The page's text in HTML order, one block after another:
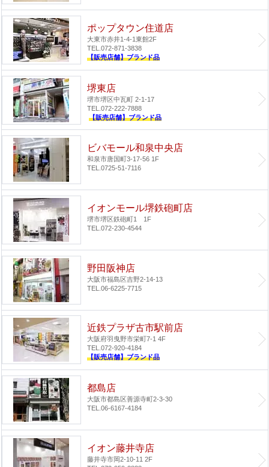
ポップタウン住道店
大東市赤井1-4-1東館2F
TEL.072-871-3838
【販売店舗】ブランド品
堺東店
堺市堺区中瓦町 2-1-17
TEL.072-222-7888
【販売店舗】ブランド品
ビバモール和泉中央店
和泉市唐国町3-17-56 1F
TEL.0725-51-7116
イオンモール堺鉄砲町店
堺市堺区鉄砲町1 1F
TEL.072-230-4544
野田阪神店
大阪市福島区吉野2-14-13
TEL.06-6225-7715
近鉄プラザ古市駅前店
大阪府羽曳野市栄町7-1 4F
TEL.072-920-4184
【販売店舗】ブランド品
都島店
大阪市都島区善源寺町2-3-30
TEL.06-6167-4184
イオン藤井寺店
藤井寺市岡2-10-11 2F